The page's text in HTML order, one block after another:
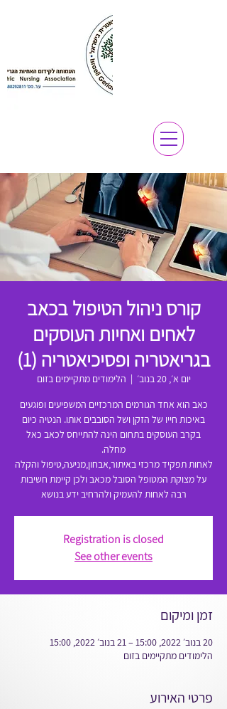
קורס ניהול הטיפול בכאב
לאחים ואחיות העוסקים
בגריאטריה ופסיכיאטריה (1)
יום א׳, 20 בנוב׳
  |
הלימודים מתקיימים בזום
כאב הוא אחד הגורמים המרכזיים המשפיעים ופוגעים
באיכות חייו של הזקן ושל הסובבים אותו. הנטיה כיום
בקרב העוסקים בתחום הינה להתייחס לכאב כאל
לאחות תפקיד מרכזי באיתור,אבחון,מניעה,טיפול והקלה
על מצוקת המטופל הסובל מכאב ולכן קיימת חשיבות
רבה לאחות להעמיק ולהרחיב ידע בנושא
Registration is closed
See other events
זמן ומיקום
20 בנוב׳ 2022, 15:00 – 21 בנוב׳ 2022, 15:00
הלימודים מתקיימים בזום
פרטי האירוע